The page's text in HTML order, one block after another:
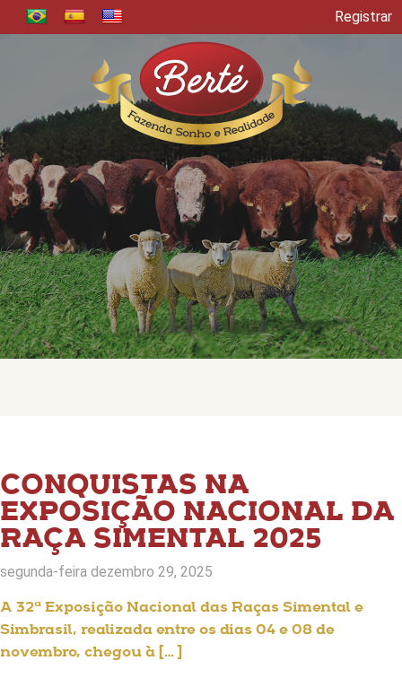
Registrar
CONQUISTAS NA
EXPOSIÇÃO NACIONAL DA
RAÇA SIMENTAL 2025
segunda-feira dezembro 29, 2025
A 32ª Exposição Nacional das Raças Simental e
Simbrasil, realizada entre os dias 04 e 08 de
novembro, chegou à […]